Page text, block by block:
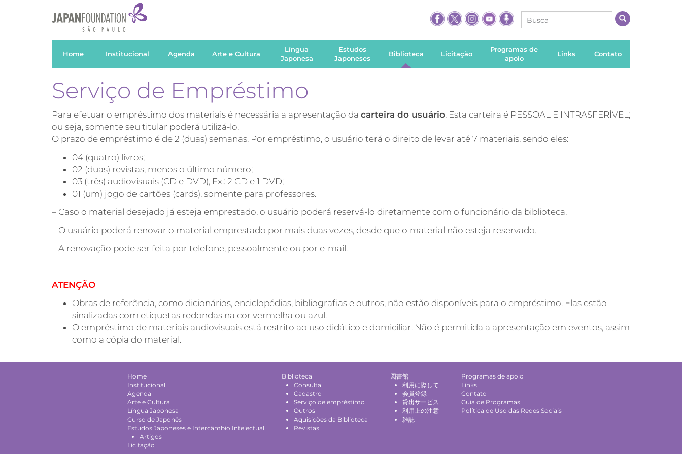
Home Institucional Agenda Arte e Cultura
Língua
Japonesa
Estudos
Japoneses
Biblioteca Licitação
Programas de
apoio
Links Contato
Serviço de Empréstimo
Para efetuar o empréstimo dos materiais é necessária a apresentação da carteira do usuário. Esta carteira é PESSOAL E INTRASFERÍVEL;
ou seja, somente seu titular poderá utilizá-lo.
O prazo de empréstimo é de 2 (duas) semanas. Por empréstimo, o usuário terá o direito de levar até 7 materiais, sendo eles:
04 (quatro) livros;
02 (duas) revistas, menos o último número;
03 (três) audiovisuais (CD e DVD), Ex.: 2 CD e 1 DVD;
01 (um) jogo de cartões (cards), somente para professores.
– Caso o material desejado já esteja emprestado, o usuário poderá reservá-lo diretamente com o funcionário da biblioteca.
– O usuário poderá renovar o material emprestado por mais duas vezes, desde que o material não esteja reservado.
– A renovação pode ser feita por telefone, pessoalmente ou por e-mail.
ATENÇÃO
Obras de referência, como dicionários, enciclopédias, bibliografias e outros, não estão disponíveis para o empréstimo. Elas estão
sinalizadas com etiquetas redondas na cor vermelha ou azul.
O empréstimo de materiais audiovisuais está restrito ao uso didático e domiciliar. Não é permitida a apresentação em eventos, assim
como a cópia do material.
Home
Institucional
Agenda
Arte e Cultura
Língua Japonesa
Curso de Japonês
Estudos Japoneses e Intercâmbio Intelectual
Artigos
Licitação
Biblioteca
Consulta
Cadastro
Serviço de empréstimo
Outros
Aquisições da Biblioteca
Revistas
図書館
利用に際して
会員登録
貸出サービス
利用上の注意
雑誌
Programas de apoio
Links
Contato
Guia de Programas
Política de Uso das Redes Sociais